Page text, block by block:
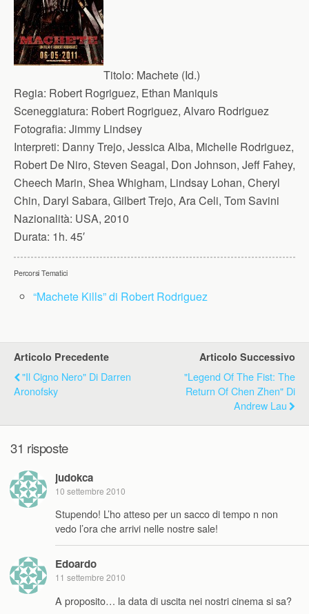
Titolo: Machete (Id.)
Regia: Robert Rogriguez, Ethan Maniquis
Sceneggiatura: Robert Rogriguez, Alvaro Rodriguez
Fotografia: Jimmy Lindsey
Interpreti: Danny Trejo, Jessica Alba, Michelle Rodriguez,
Robert De Niro, Steven Seagal, Don Johnson, Jeff Fahey,
Cheech Marin, Shea Whigham, Lindsay Lohan, Cheryl
Chin, Daryl Sabara, Gilbert Trejo, Ara Celi, Tom Savini
Nazionalità: USA, 2010
Durata: 1h. 45′
Percorsi Tematici
“Machete Kills” di Robert Rodriguez
Articolo Precedente
"Il Cigno Nero" Di Darren
Aronofsky
Articolo Successivo
"Legend Of The Fist: The
Return Of Chen Zhen" Di
Andrew Lau
31 risposte
judokca
10 settembre 2010
Stupendo! L’ho atteso per un sacco di tempo n non
vedo l’ora che arrivi nelle nostre sale!
Edoardo
11 settembre 2010
A proposito… la data di uscita nei nostri cinema si sa?